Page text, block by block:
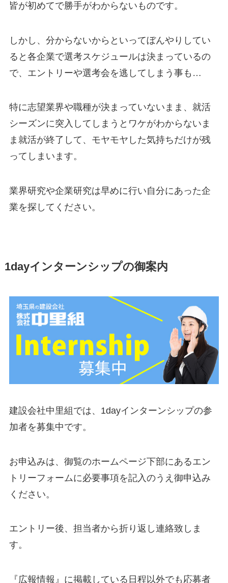
皆が初めてで勝手がわからないものです。
しかし、分からないからといってぼんやりしてい
ると各企業で選考スケジュールは決まっているの
で、エントリーや選考会を逃してしまう事も…
特に志望業界や職種が決まっていないまま、就活
シーズンに突入してしまうとワケがわからないま
ま就活が終了して、モヤモヤした気持ちだけが残
ってしまいます。
業界研究や企業研究は早めに行い自分にあった企
業を探してください。
1dayインターンシップの御案内
建設会社中里組では、1dayインターンシップの参
加者を募集中です。
お申込みは、御覧のホームページ下部にあるエン
トリーフォームに必要事項を記入のうえ御申込み
ください。
エントリー後、担当者から折り返し連絡致しま
す。
『広報情報』に掲載している日程以外でも応募者